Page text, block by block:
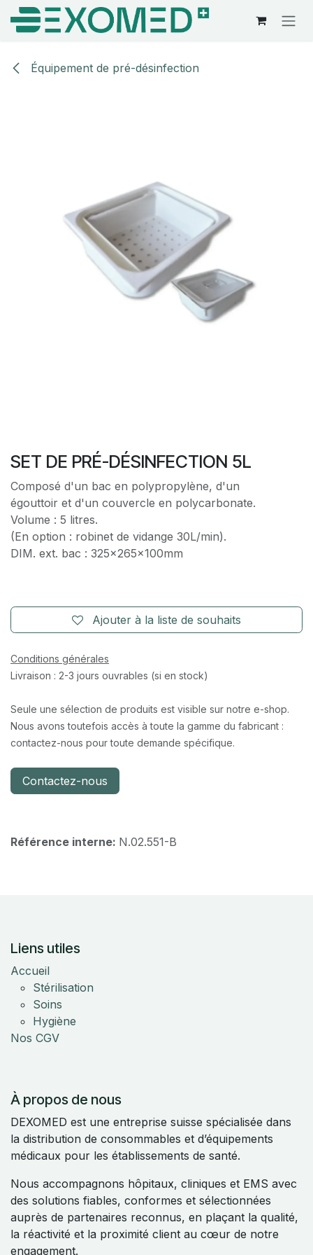
Se rendre au contenu
Équipement de pré-désinfection
SET DE PRÉ-DÉSINFECTION 5L
Composé d'un bac en polypropylène, d'un
égouttoir et d'un couvercle en polycarbonate.
Volume : 5 litres.
(En option : robinet de vidange 30L/min).
DIM. ext. bac : 325x265x100mm
Ajouter à la liste de souhaits
Conditions générales
Livraison : 2-3 jours ouvrables (si en stock)
Seule une sélection de produits est visible sur notre e-shop.
Nous avons toutefois accès à toute la gamme du fabricant :
contactez-nous pour toute demande spécifique.
Contactez-nous
Référence interne: N.02.551-B
Liens utiles
Accueil
Stérilisation
Soins
Hygiène
Nos CGV
À propos de nous
DEXOMED est une entreprise suisse spécialisée dans
la distribution de consommables et d’équipements
médicaux pour les établissements de santé.
Nous accompagnons hôpitaux, cliniques et EMS avec
des solutions fiables, conformes et sélectionnées
auprès de partenaires reconnus, en plaçant la qualité,
la réactivité et la proximité client au cœur de notre
engagement.